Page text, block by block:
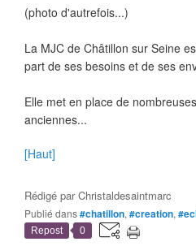
(photo d'autrefois...)
La MJC de Châtillon sur Seine
part de ses besoins et de ses
Elle met en place de
anciennes...
[Haut]
Rédigé parChristaldesaintmarc
Publié dans#chatillon, #creation,
Repost 0